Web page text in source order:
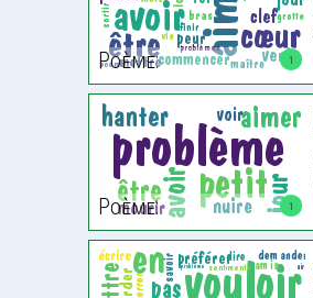
1
Poème:
1
Poème: